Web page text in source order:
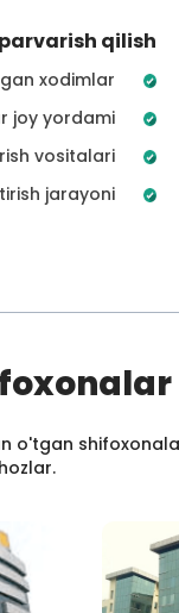
qilish
xodimlar
joy yordami
vositalari
jarayoni
o'tgan